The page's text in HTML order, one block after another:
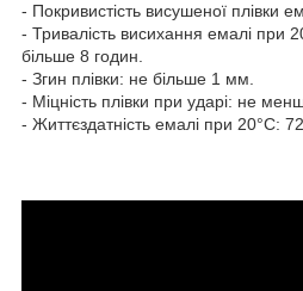
- Покривистість висушеної плівки
- Тривалість висихання емалі при
більше 8 годин.
- Згин плівки: не більше 1 мм.
- Міцність плівки при ударі: не
- Життєздатність емалі при 20°C: